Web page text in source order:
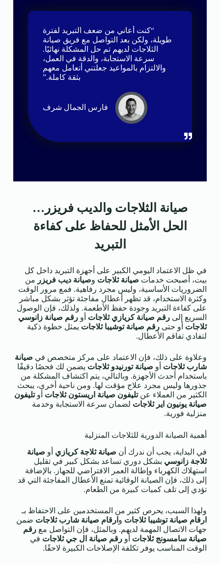
“كنت أعاني من ضعف التبريد لفترة
طويلة، ولكن بعد التواصل مع فريق صيانة
الثلاجات لديهم تم حل المشكلة نهائيًا.
سرعة الاستجابة، والدقة في العمل،
والالتزام بالمواعيد جعلتني أتعامل معهم
بثقة كاملة.”
فارس الجمال شرف
صيانة الثلاجات والديب فريزر…
الحل الأمثل للحفاظ على كفاءة
التبريد
في ظل الاعتماد اليومي الكبير على أجهزة التبريد داخل كل
بيت، أصبحت خدمات صيانة ثلاجات وصيانة ديب فريزر من
الضروريات الأساسية، وليس مجرد رفاهية. فمع مرور الوقت
وكثرة الاستخدام، قد تظهر أعطال مفاجئة تؤثر بشكل مباشر
على كفاءة التبريد وجودة حفظ الأطعمة. ولذلك، فإن الوصول
السريع إلى رقم صيانة كريازي ثلاجات أو رقم صيانة زانوسي
ثلاجات أو حتى رقم صيانة توشيبا ثلاجات يمثل خطوة ذكية
لتفادي تفاقم الأعطال.
وعلاوة على ذلك، فإن الاعتماد على مركز متخصص في صيانة
شارب ثلاجات أو صيانة تورنيدو ثلاجات يضمن لك فحصًا دقيقًا
باستخدام أحدث الأجهزة. وبالتالي، يتم اكتشاف المشكلة من
جذورها وليس مجرد علاج مؤقت لها. ومن ناحية أخرى، يبحث
الكثير من العملاء عنتليفون صيانة اريستون ثلاجات أوتليفون
صيانة يونيون اير ثلاجات لضمان سرعة الاستجابة وخدمة
منزلية فورية.
أهمية الصيانة الدورية للثلاجات المنزلية
في البداية، يجب أن ندرك أن صيانة ثلاجة كريازي أو صيانة
ثلاجة زانوسي بشكل دوري تساعد بشكل كبير في تقليل
استهلاك الكهرباء وإطالة العمر الافتراضي للجهاز. بالإضافة
إلى ذلك، فإن الصيانة الوقائية تمنع الأعطال المفاجئة التي قد
تؤدي إلى تلف كميات كبيرة من الطعام.
ولهذا السبب، يحرص كثير من المستخدمين على الاحتفاظ بـ
ارقام صيانة توشيبا ثلاجات و ارقام صيانة شارب ثلاجات ضمن
جهات الاتصال المهمة لديهم. وبالمثل، فإن التواصل مع رقم
صيانة سامسونج ثلاجات أو رقم صيانة ال جي ثلاجات في
الوقت المناسب يوفر تكلفة الإصلاحات الكبيرة لاحقًا.